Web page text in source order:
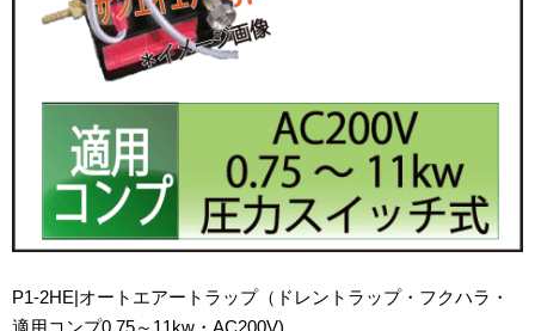
P1-2HE|オートエアートラップ（ドレントラップ・フクハラ・
適用コンプ0.75～11kw・AC200V)